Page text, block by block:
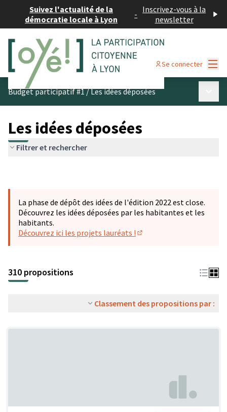
Suivez l'actualité de la
démocratie locale à Lyon
- Inscrivez-vous à la
newsletter
Se connecter
Budget participatif #1/Les idées déposées
Les idées déposées
Filtrer et rechercher
La phase de dépôt des idées de l'édition 2022 est close.
Découvrez les idées déposées par les habitantes et les
habitants.
Découvrez ici les projets lauréats !
310 propositions
Classement des propositions par :